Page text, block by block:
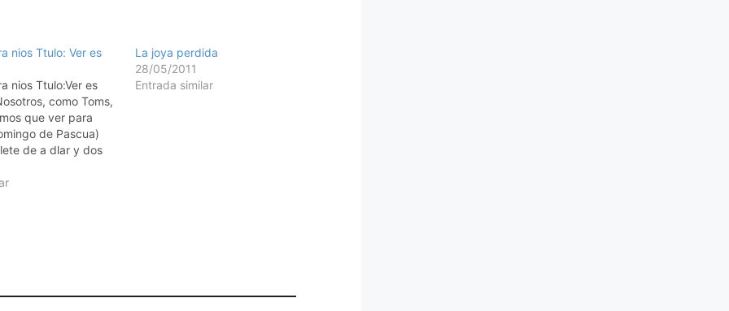
nios Ttulo: Ver es
nios Ttulo:Ver es
como Toms,
que ver para
de Pascua)
de a dlar y dos
("paper clips")
me has visto,
La joya perdida
28/05/2011
Entrada similar